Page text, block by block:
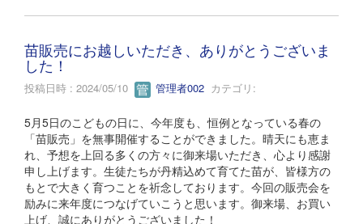
苗販売にお越しいただき、ありがとうございま
した！
投稿日時 : 2024/05/10 管理者002 カテゴリ:
5月5日のこどもの日に、今年度も、恒例となっている春の
「苗販売」を無事開催することができました。晴天にも恵ま
れ、予想を上回る多くの方々に御来場いただき、心より感謝
申し上げます。生徒たちが丹精込めて育てた苗が、皆様方の
もとで大きく育つことを祈念しております。今回の販売会を
励みに来年度につなげていこうと思います。御来場、お買い
上げ、誠にありがとうございました！